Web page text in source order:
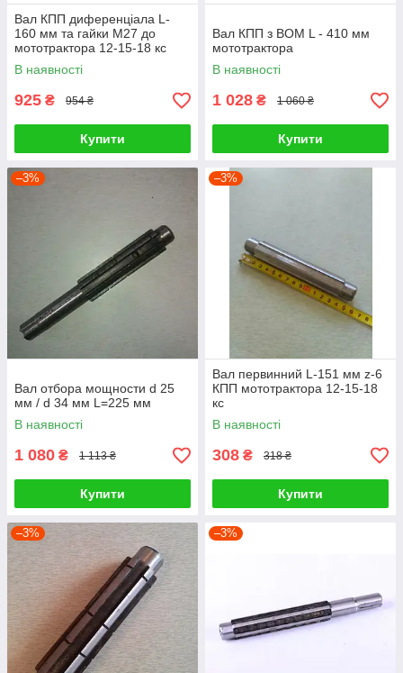
Вал КПП диференціала L-
160 мм та гайки М27 до
мототрактора 12-15-18 кс
В наявності
925 ₴ 954 ₴
Купити
Вал КПП з ВОМ L - 410 мм
мототрактора
В наявності
1 028 ₴ 1 060 ₴
Купити
–3%
Вал отбора мощности d 25
мм / d 34 мм L=225 мм
В наявності
1 080 ₴ 1 113 ₴
Купити
–3%
Вал первинний L-151 мм z-6
КПП мототрактора 12-15-18
кс
В наявності
308 ₴ 318 ₴
Купити
–3% –3%